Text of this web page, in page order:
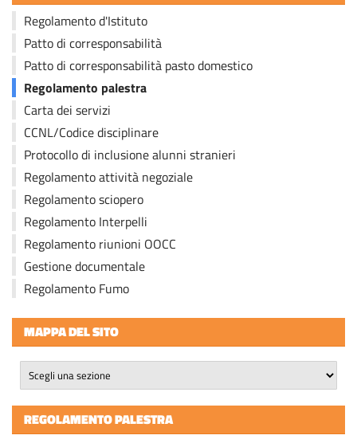
Regolamento d'Istituto
Patto di corresponsabilità
Patto di corresponsabilità pasto domestico
Regolamento palestra
Carta dei servizi
CCNL/Codice disciplinare
Protocollo di inclusione alunni stranieri
Regolamento attività negoziale
Regolamento sciopero
Regolamento Interpelli
Regolamento riunioni OOCC
Gestione documentale
Regolamento Fumo
MAPPA DEL SITO
REGOLAMENTO PALESTRA